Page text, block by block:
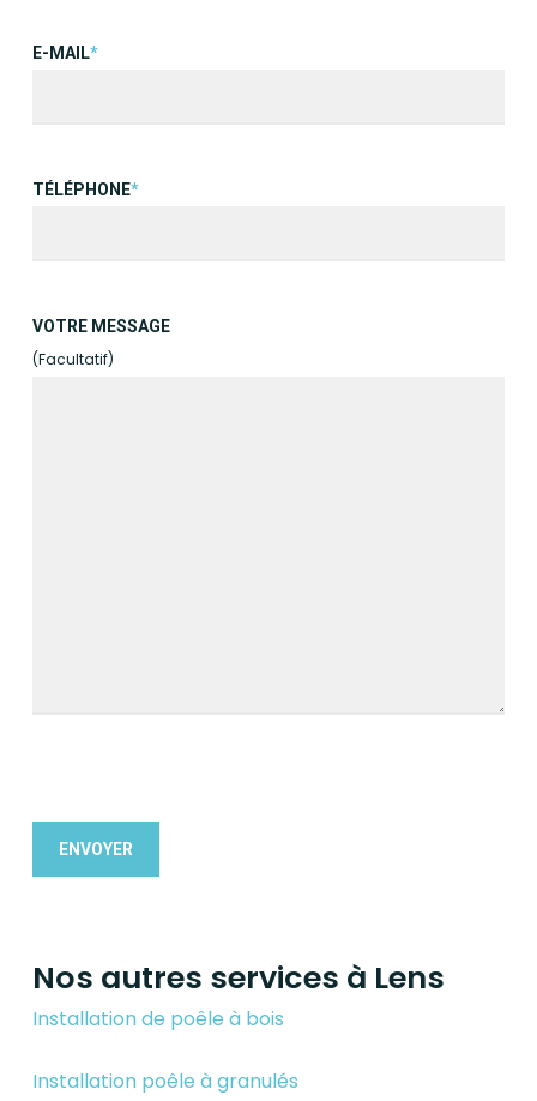
E-MAIL*
TÉLÉPHONE*
VOTRE MESSAGE
(Facultatif)
Nos autres services à Lens
Installation de poêle à bois
Installation poêle à granulés